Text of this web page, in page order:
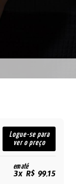
Logue-se para
ver o preço
em até
3x R$ 99,15